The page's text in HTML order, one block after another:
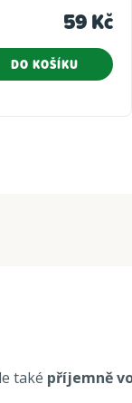
59 Kč
DO KOŠÍKU
také příjemně